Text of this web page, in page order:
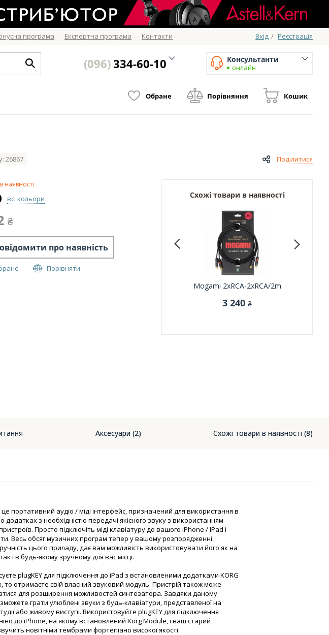
програма Експертна програма Контакти Вхід / Реєстрація
(096)334-60-10 Консультанти
онлайн
Обране Порівняння Кошик
26867 Поділитися
наявності
всі кольори
₴
про наявність
Порівняти
Схожі товари в наявності
Mogami 2xRCA-2xRCA/2m
3 240 ₴
Аксесуари (2) Схожі товари в наявності (8)
це портативний аудіо / міді інтерфейс, призначений для використання в
додатках з необхідністю передачі якісного звуку з використанням
Просто підключіть міді клавіатуру до вашого iPhone / IPad і
Весь обсяг музичних програм тепер у вашому розпорядженні.
цього приладу, дає вам можливість використовувати його як на
так і в будь-якому зручному для вас місці.
plugKEY для підключення до iPad з встановленими додатками KORG
то отримаєте свій власний звуковий модуль. Пристрій також може
для розширення можливостей синтезатора. Завдяки даному
грати улюблені звуки з будь-клавіатури, представленої на
або живому виступі. Використовуйте plugKEY для підключення
до iPhone, на якому встановлений Korg Module, і ваш старий
новітніми тембрами фортепіано високої якості.